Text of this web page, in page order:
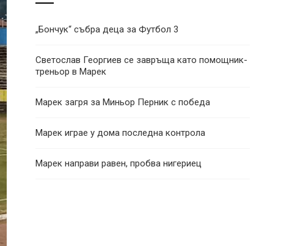
„Бончук“ събра деца за Футбол 3
Светослав Георгиев се завръща като помощник-
треньор в Марек
Марек загря за Миньор Перник с победа
Марек играе у дома последна контрола
Марек направи равен, пробва нигериец